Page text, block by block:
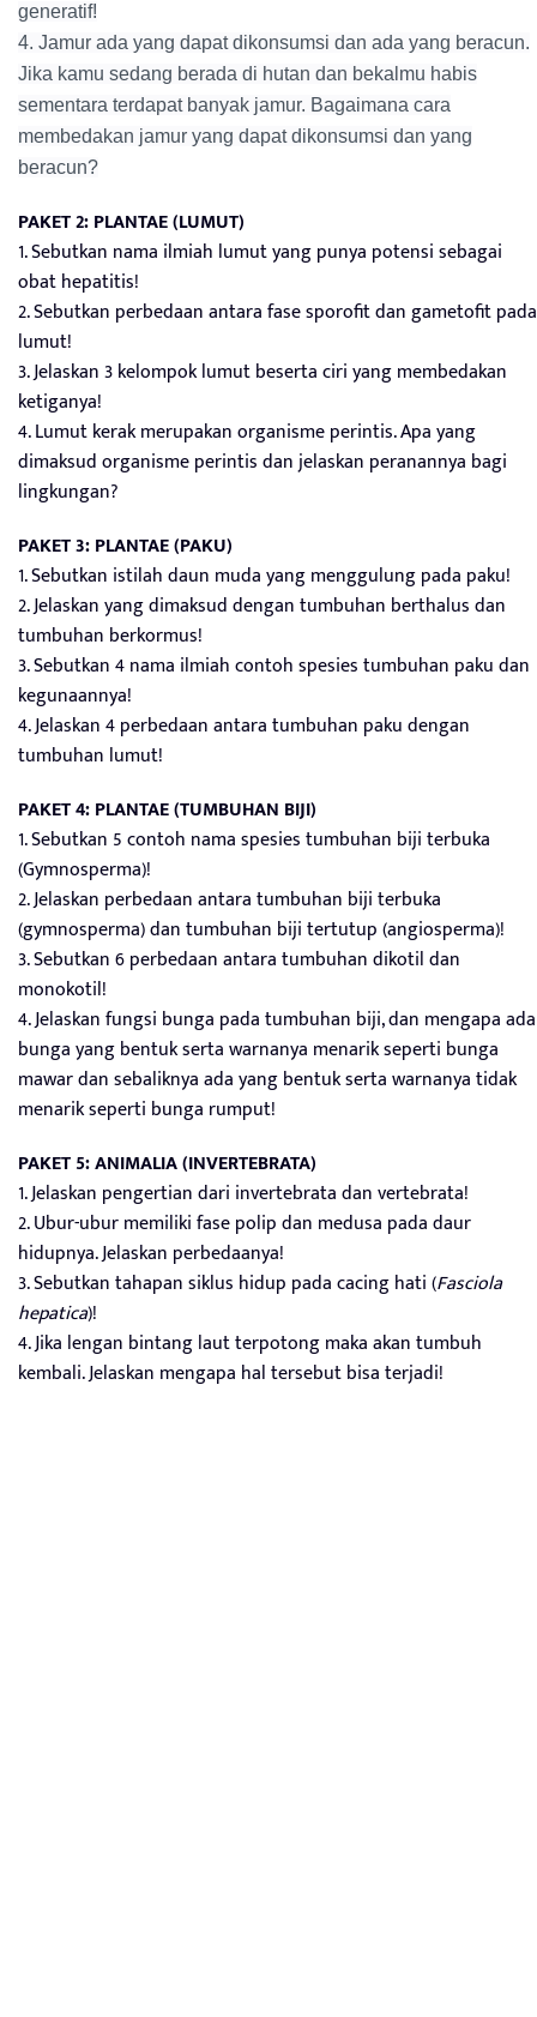
generatif!
4. Jamur ada yang dapat dikonsumsi dan ada yang beracun.
Jika kamu sedang berada di hutan dan bekalmu habis
sementara terdapat banyak jamur. Bagaimana cara
membedakan jamur yang dapat dikonsumsi dan yang
beracun?
PAKET 2: PLANTAE (LUMUT)
1. Sebutkan nama ilmiah lumut yang punya potensi sebagai
obat hepatitis!
2. Sebutkan perbedaan antara fase sporofit dan gametofit pada
lumut!
3. Jelaskan 3 kelompok lumut beserta ciri yang membedakan
ketiganya!
4. Lumut kerak merupakan organisme perintis. Apa yang
dimaksud organisme perintis dan jelaskan peranannya bagi
lingkungan?
PAKET 3: PLANTAE (PAKU)
1. Sebutkan istilah daun muda yang menggulung pada paku!
2. Jelaskan yang dimaksud dengan tumbuhan berthalus dan
tumbuhan berkormus!
3. Sebutkan 4 nama ilmiah contoh spesies tumbuhan paku dan
kegunaannya!
4. Jelaskan 4 perbedaan antara tumbuhan paku dengan
tumbuhan lumut!
PAKET 4: PLANTAE (TUMBUHAN BIJI)
1. Sebutkan 5 contoh nama spesies tumbuhan biji terbuka
(Gymnosperma)!
2. Jelaskan perbedaan antara tumbuhan biji terbuka
(gymnosperma) dan tumbuhan biji tertutup (angiosperma)!
3. Sebutkan 6 perbedaan antara tumbuhan dikotil dan
monokotil!
4. Jelaskan fungsi bunga pada tumbuhan biji, dan mengapa ada
bunga yang bentuk serta warnanya menarik seperti bunga
mawar dan sebaliknya ada yang bentuk serta warnanya tidak
menarik seperti bunga rumput!
PAKET 5: ANIMALIA (INVERTEBRATA)
1. Jelaskan pengertian dari invertebrata dan vertebrata!
2. Ubur-ubur memiliki fase polip dan medusa pada daur
hidupnya. Jelaskan perbedaanya!
3. Sebutkan tahapan siklus hidup pada cacing hati (Fasciola
hepatica)!
4. Jika lengan bintang laut terpotong maka akan tumbuh
kembali. Jelaskan mengapa hal tersebut bisa terjadi!